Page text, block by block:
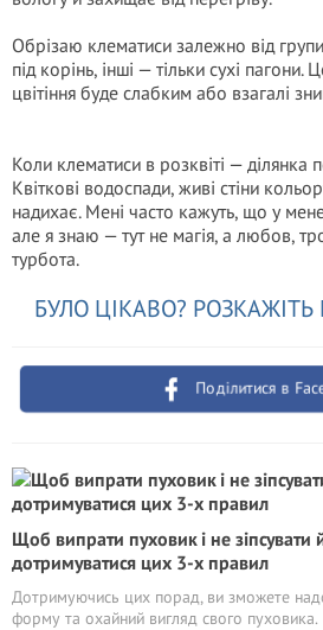
Обрізаю клематиси залежно від
під корінь, інші — тільки сухі
цвітіння буде слабким або взагалі
Коли клематиси в розквіті — ділянка
Квіткові водоспади, живі стіни
надихає. Мені часто кажуть, що у
але я знаю — тут не магія, а любов,
турбота.
БУЛО ЦІКАВО?
Поділитися в
Щоб випрати пуховик і не зіпсувати
дотримуватися цих 3-х правил
Дотримуючись цих порад, ви зможете
форму та охайний вигляд свого пуховика.